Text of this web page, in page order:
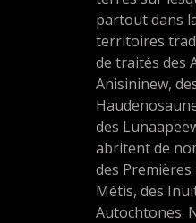
partout dans
territoires
de traités des
Anisininew,
des
abritent de
des
Métis, des
Autochtones.